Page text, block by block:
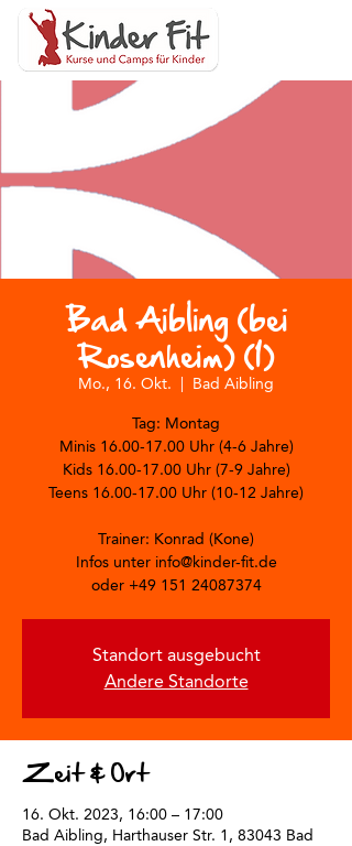
Bad Aibling (bei
Rosenheim) (1)
Mo., 16. Okt. Bad Aibling
Tag: Montag
Minis 16.00-17.00 Uhr (4-6 Jahre)
Kids 16.00-17.00 Uhr (7-9 Jahre)
Teens 16.00-17.00 Uhr (10-12 Jahre)
Trainer: Konrad (Kone)
Infos unter info@kinder-fit.de
oder +49 151 24087374
Standort ausgebucht
Andere Standorte
Zeit & Ort
16. Okt. 2023, 16:00 – 17:00
Bad Aibling, Harthauser Str. 1, 83043 Bad